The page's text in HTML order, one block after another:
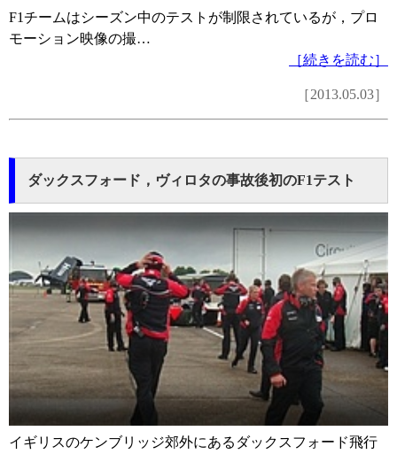
F1チームはシーズン中のテストが制限されているが，プロ
モーション映像の撮…
［続きを読む］
［2013.05.03］
ダックスフォード，ヴィロタの事故後初のF1テスト
イギリスのケンブリッジ郊外にあるダックスフォード飛行